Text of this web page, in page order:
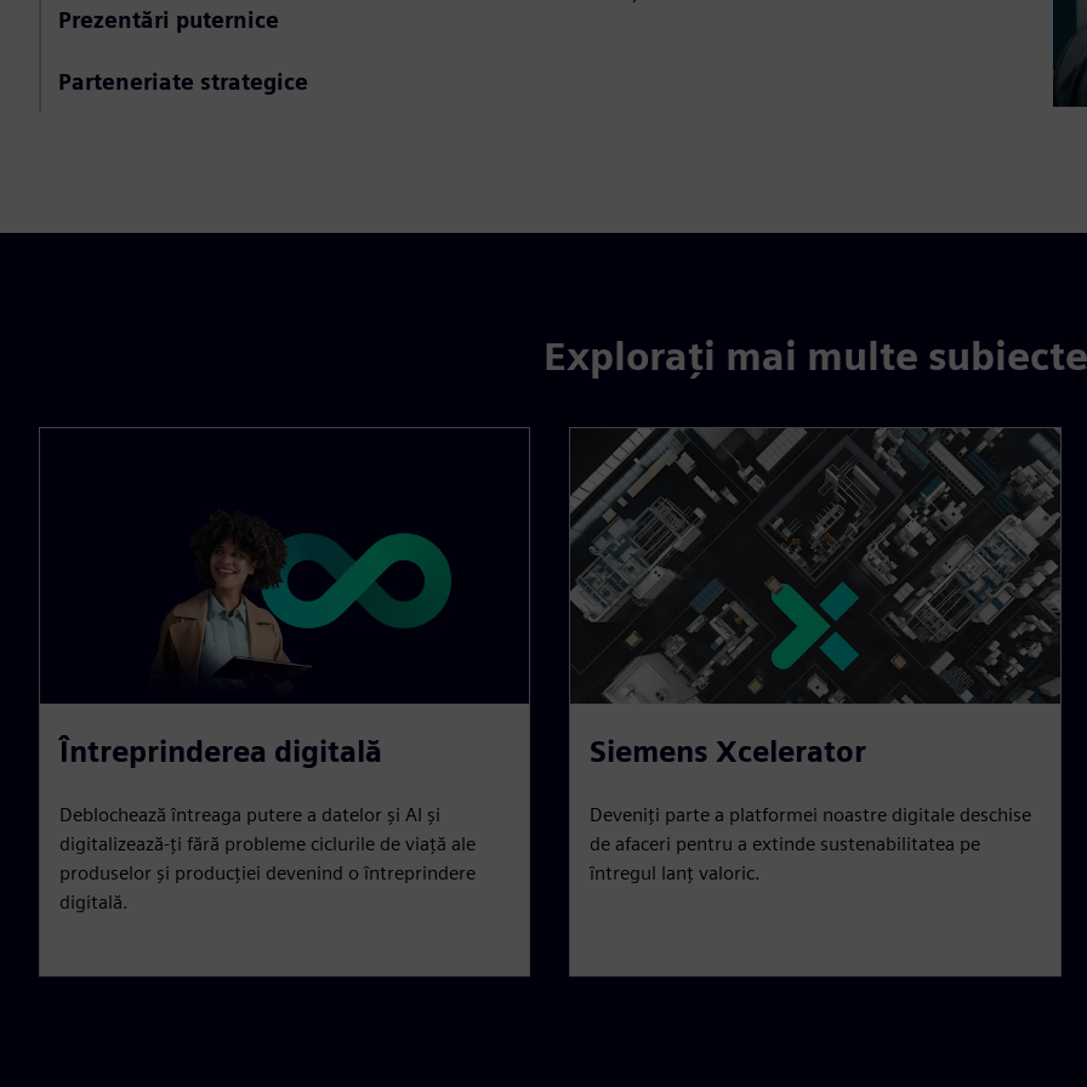
Prezentări puternice
Parteneriate strategice
Explorați mai multe subiecte
Întreprinderea digitală
Deblochează întreaga putere a datelor și AI și
digitalizează-ți fără probleme ciclurile de viață ale
produselor și producției devenind o întreprindere
digitală.
Siemens Xcelerator
Deveniți parte a platformei noastre digitale deschise
de afaceri pentru a extinde sustenabilitatea pe
întregul lanț valoric.